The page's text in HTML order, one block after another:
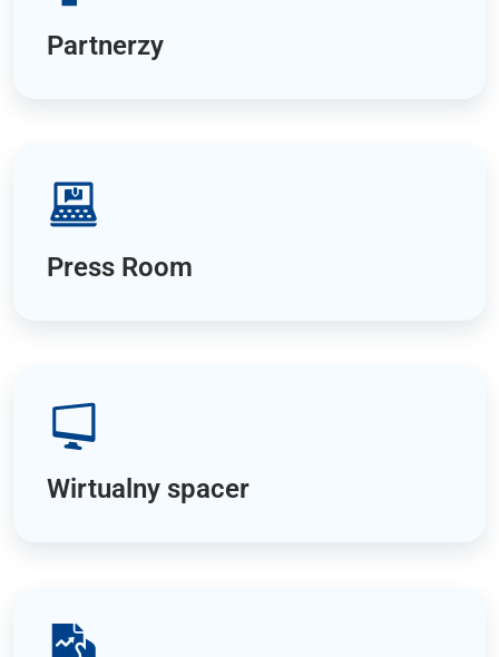
Partnerzy
Press Room
Wirtualny spacer